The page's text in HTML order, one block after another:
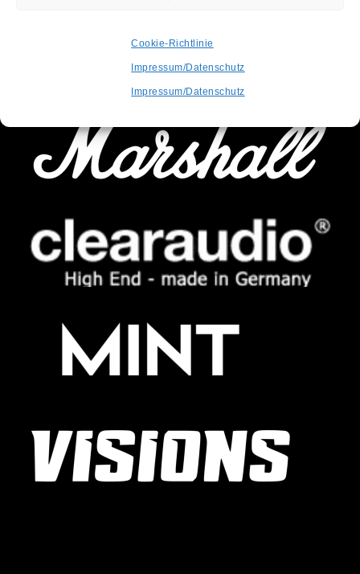
Cookie-Richtlinie
Impressum/Datenschutz
Impressum/Datenschutz
SUPPORTED BY